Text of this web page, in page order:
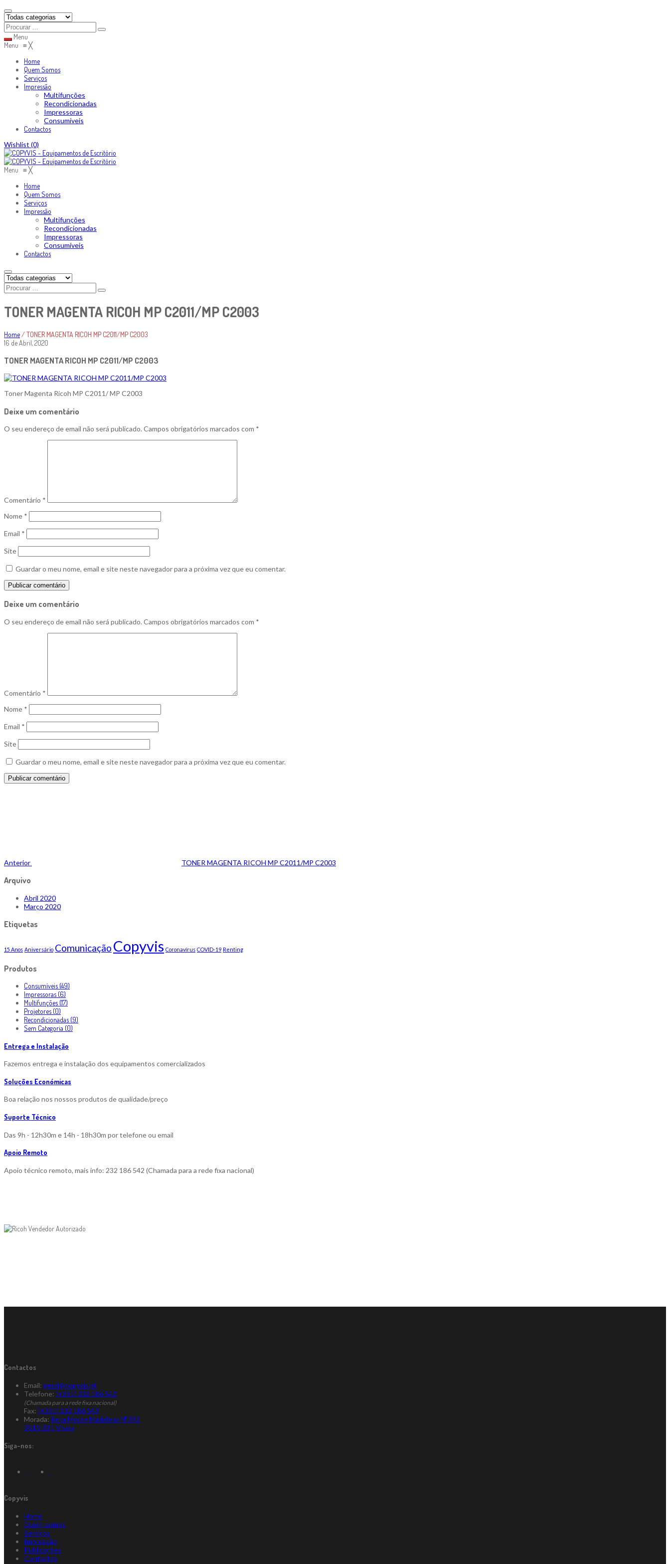
Menu
Menu ≡╳
Home
Quem Somos
Serviços
Impressão
Multifunções
Recondicionadas
Impressoras
Consumíveis
Contactos
Skip
to
content
Wishlist (0)
Menu ≡╳
Home
Quem Somos
Serviços
Impressão
Multifunções
Recondicionadas
Impressoras
Consumíveis
Contactos
TONER MAGENTA RICOH MP C2011/MP C2003
Home/TONER MAGENTA RICOH MP C2011/MP C2003
16 de Abril, 2020
TONER MAGENTA RICOH MP C2011/MP C2003
Toner Magenta Ricoh MP C2011/ MP C2003
Deixe um comentário
O seu endereço de email não será publicado. Campos obrigatórios marcados com *
Comentário *
Nome *
Email *
Site
Guardar o meu nome, email e site neste navegador para a próxima vez que eu comentar.
Deixe um comentário
O seu endereço de email não será publicado. Campos obrigatórios marcados com *
Comentário *
Nome *
Email *
Site
Guardar o meu nome, email e site neste navegador para a próxima vez que eu comentar.
Anterior TONER MAGENTA RICOH MP C2011/MP C2003
Arquivo
Abril 2020
Março 2020
Etiquetas
15 Anos Aniversário Comunicação Copyvis Coronavírus COVID-19 Renting
Produtos
Consumíveis (49)
Impressoras (6)
Multifunções (17)
Projetores (0)
Recondicionadas (9)
Sem Categoria (0)
Entrega e Instalação
Fazemos entrega e instalação dos equipamentos comercializados
Soluções Económicas
Boa relação nos nossos produtos de qualidade/preço
Suporte Técnico
Das 9h - 12h30m e 14h - 18h30m por telefone ou email
Apoio Remoto
Apoio técnico remoto, mais info: 232 186 542 (Chamada para a rede fixa nacional)
Contactos
Email: geral@copyvis.pt
Telefone: (+351) 232 186 542
(Chamada para a rede fixa nacional)
Fax: (+351) 232 186 543
Morada: Reta Moure Madalena Nº392,
3515-331 Viseu
Siga-nos:
Copyvis
Home
Quem somos
Serviços
Impressão
Publicações
Contactos